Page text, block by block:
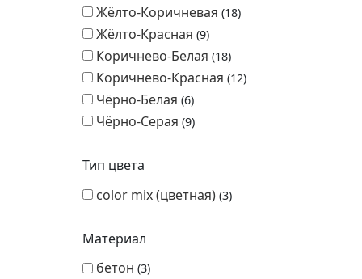
Жёлто-Коричневая 18
Жёлто-Красная 9
Коричнево-Белая 18
Коричнево-Красная 12
Чёрно-Белая 6
Чёрно-Серая 9
Тип цвета
color mix (цветная) 3
Материал
бетон 3